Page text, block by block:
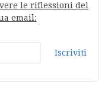
le riflessioni del
email:
Iscriviti